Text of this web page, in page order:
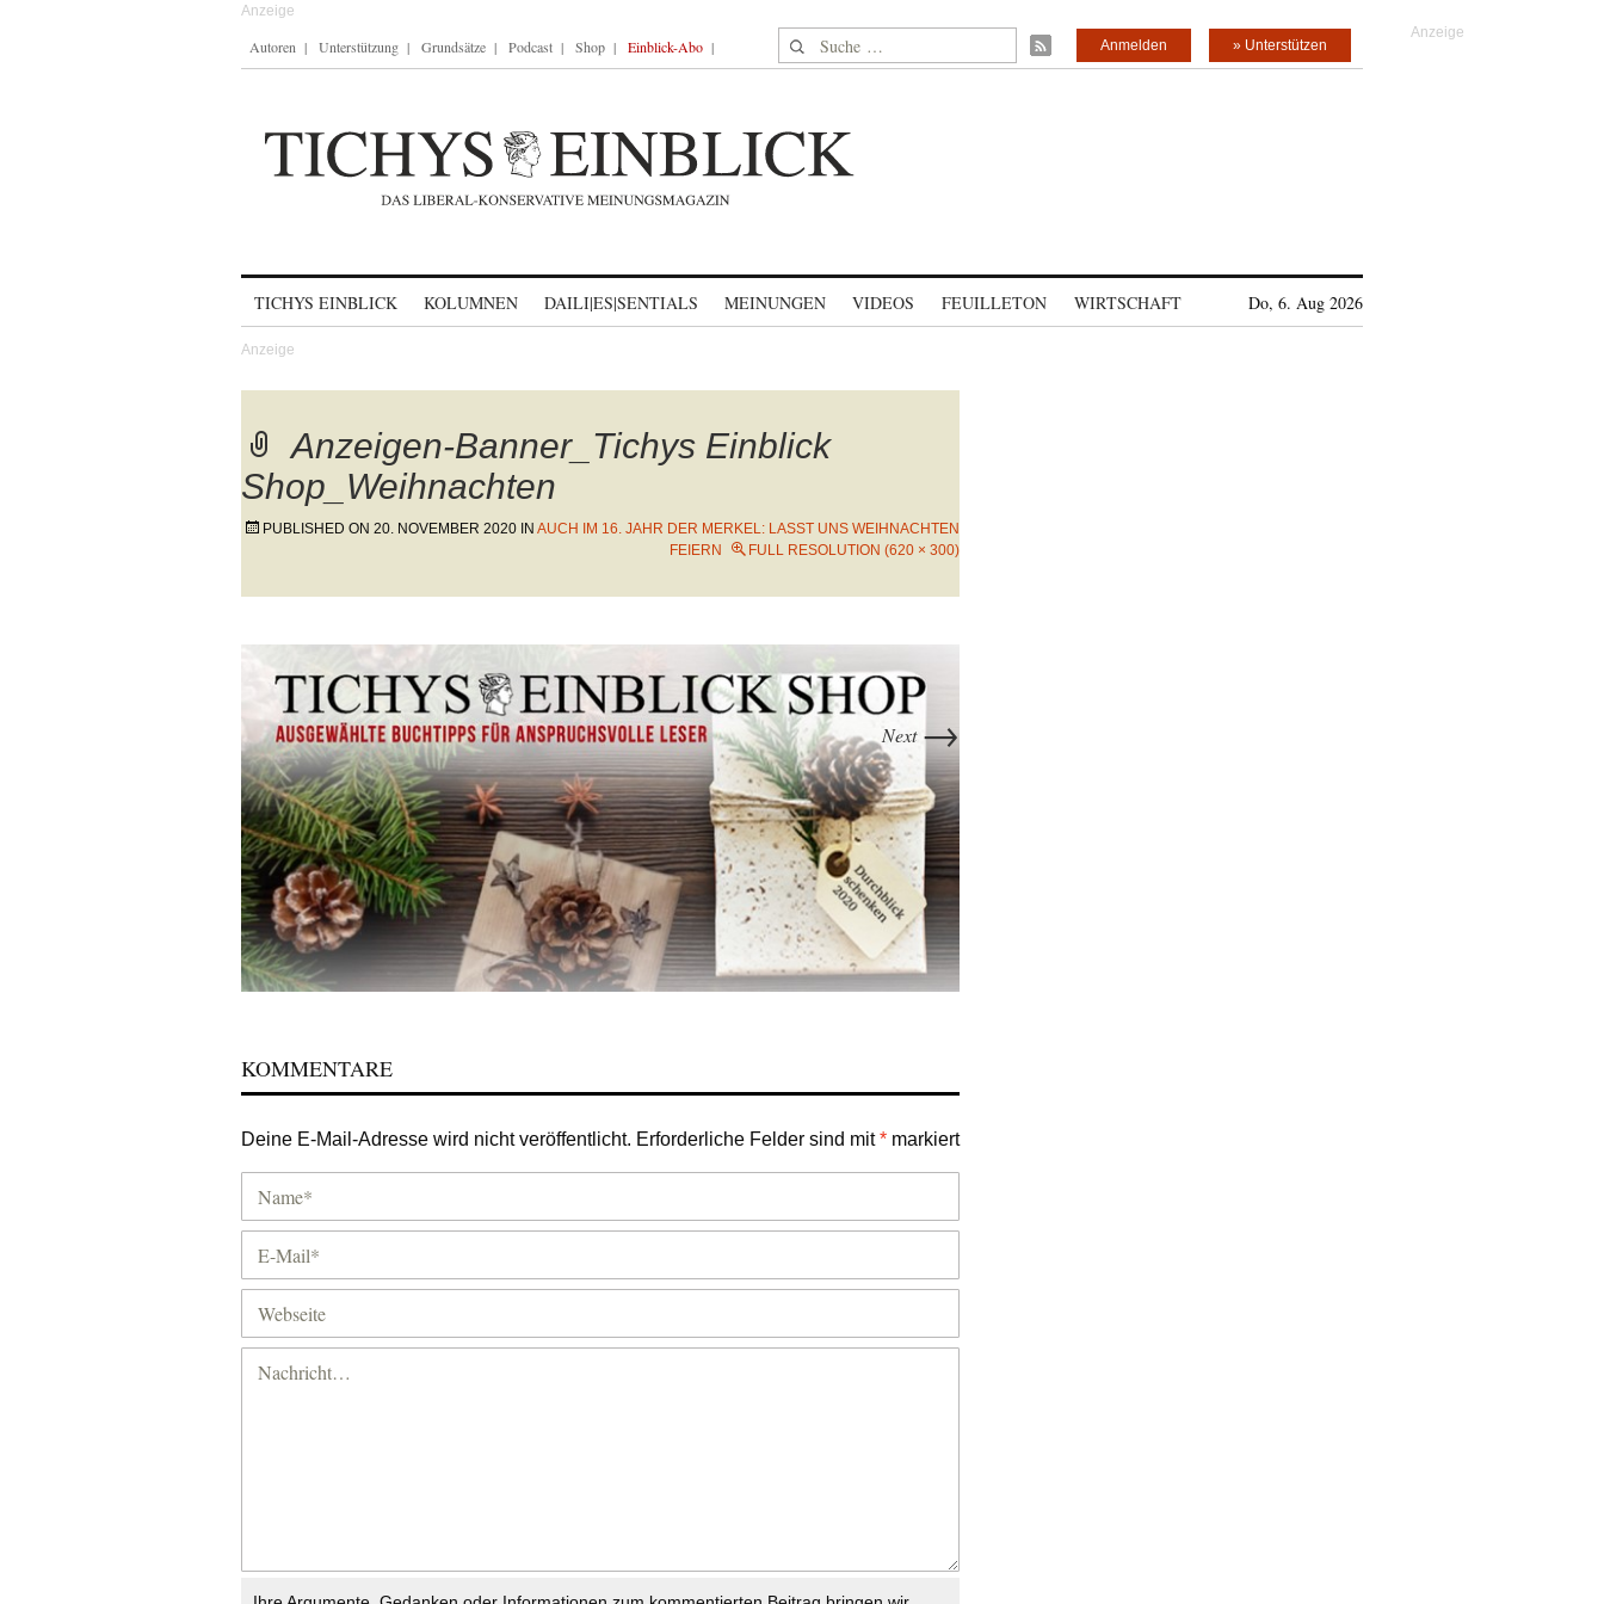
Autoren Unterstützung Grundsätze Podcast Shop Einblick-Abo Suche nach: » Unterstützen
Anmelden
TICHYS EINBLICK KOLUMNEN DAILI|ES|SENTIALS MEINUNGEN VIDEOS FEUILLETON WIRTSCHAFT Do, 6. Aug 2026
Anzeigen-Banner_Tichys Einblick
Shop_Weihnachten
PUBLISHED ON 20. NOVEMBER 2020 IN AUCH IM 16. JAHR DER MERKEL: LASST UNS WEIHNACHTEN
FEIERN
FULL RESOLUTION (620 × 300)
Next →
KOMMENTARE
Deine E-Mail-Adresse wird nicht veröffentlicht. Erforderliche Felder sind mit* markiert